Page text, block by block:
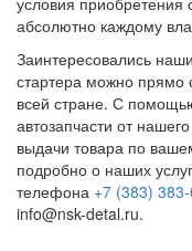
абсолютно каждому
Заинтересовались
стартера можно прямо
всей стране. С
автозапчасти от
выдачи товара по
подробно о наших
телефона +7 (383)
info@nsk-detal.ru.